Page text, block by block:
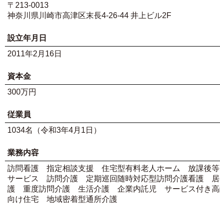
〒213-0013
神奈川県川崎市高津区末長4-26-44 井上ビル2F
設立年月日
2011年2月16日
資本金
300万円
従業員
1034名（令和3年4月1日）
業務内容
訪問看護 指定相談支援 住宅型有料老人ホーム 放課後等
サービス 訪問介護 定期巡回随時対応型訪問介護看護 居
護 重度訪問介護 生活介護 企業内託児 サービス付き高
向け住宅 地域密着型通所介護